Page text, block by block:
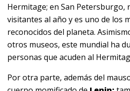
Hermitage; en San Petersburgo,
visitantes al año y es uno de los
reconocidos del planeta.
otros museos, este mundial ha
personas que acuden al
Por otra parte, además del